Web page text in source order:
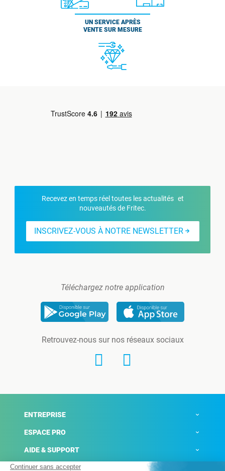
UN SERVICE APRÈS
VENTE SUR MESURE
Recevez en temps réel toutes les actualités et
nouveautés de Fritec.
INSCRIVEZ-VOUS À NOTRE NEWSLETTER
Téléchargez notre application
Retrouvez-nous sur nos réseaux sociaux
ENTREPRISE
ESPACE PRO
AIDE & SUPPORT
ACTUALITÉS